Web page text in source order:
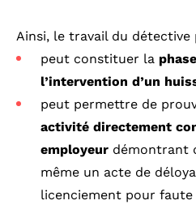
Ainsi, le travail du détective
peut constituer la
l’intervention d’un
peut permettre de
activité directement
employeur démontrant
même un acte de
licenciement pour faute